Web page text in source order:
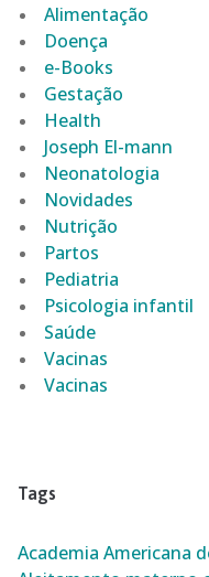
Alimentação
Doença
e-Books
Gestação
Health
Joseph El-mann
Neonatologia
Novidades
Nutrição
Partos
Pediatria
Psicologia infantil
Saúde
Vacinas
Vacinas
Tags
Academia Americana